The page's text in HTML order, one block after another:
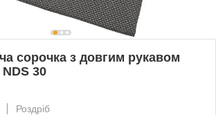
сорочка з довгим рукавом
30
Роздріб